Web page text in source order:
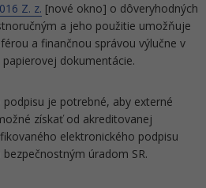
Z. z. [nové okno] o dôveryhodných
a jeho použitie umožňuje
a finančnou správou výlučne v
dokumentácie.
je potrebné, aby externé
získať od akreditovanej
elektronického podpisu
úradom SR.